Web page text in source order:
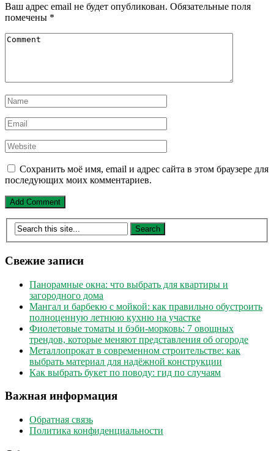
Ваш адрес email не будет опубликован. Обязательные поля
помечены *
Сохранить моё имя, email и адрес сайта в этом браузере для
последующих моих комментариев.
Свежие записи
Панорамные окна: что выбрать для квартиры и
загородного дома
Мангал и барбекю с мойкой: как правильно обустроить
полноценную летнюю кухню на участке
Фиолетовые томаты и бэби-морковь: 7 овощных
трендов, которые меняют представления об огороде
Металлопрокат в современном строительстве: как
выбрать материал для надёжной конструкции
Как выбрать букет по поводу: гид по случаям
Важная информация
Обратная связь
Политика конфиденциальности